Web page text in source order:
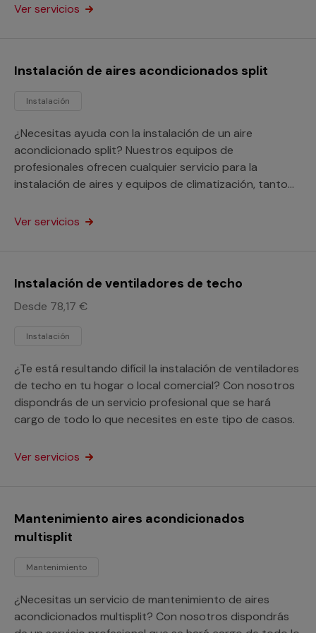
Ver servicios
Instalación de aires acondicionados split
Instalación
¿Necesitas ayuda con la instalación de un aire
acondicionado split? Nuestros equipos de
profesionales ofrecen cualquier servicio para la
instalación de aires y equipos de climatización, tanto
Ver servicios
Instalación de ventiladores de techo
Desde 78,17 €
Instalación
¿Te está resultando difícil la instalación de ventiladores
de techo en tu hogar o local comercial? Con nosotros
dispondrás de un servicio profesional que se hará
cargo de todo lo que necesites en este tipo de casos.
Ver servicios
Mantenimiento aires acondicionados
multisplit
Mantenimiento
¿Necesitas un servicio de mantenimiento de aires
acondicionados multisplit? Con nosotros dispondrás